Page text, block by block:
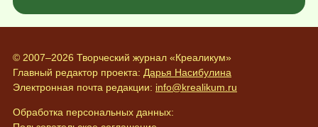
© 2007–2026 Творческий журнал «Креаликум»
Главный редактор проекта: Дарья Насибулина
Электронная почта редакции: info@krealikum.ru
Обработка персональных данных: